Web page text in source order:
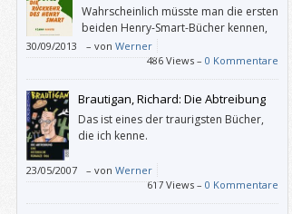
Wahrscheinlich müsste man die ersten
beiden Henry-Smart-Bücher kennen,
um die Feinheiten aus dem
abschließenden dritten herauslesen zu können.
Vielleicht würde das aber auch nichts nützen.
30/09/2013 – von Werner
486 Views – 0 Kommentare
Brautigan, Richard: Die Abtreibung
Das ist eines der traurigsten Bücher,
die ich kenne.
23/05/2007 – von Werner
617 Views – 0 Kommentare